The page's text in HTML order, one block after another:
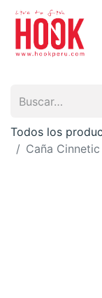
Todos los
Caña